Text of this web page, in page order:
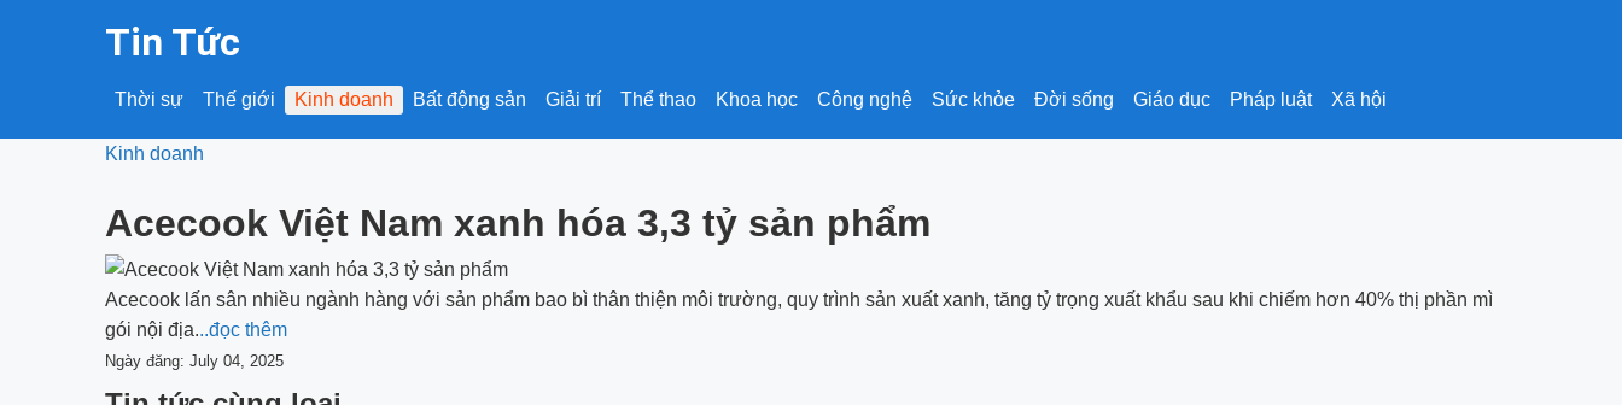
Tin Tức
Thời sự Thế giới Kinh doanh Bất động sản Giải trí Thể thao Khoa học Công nghệ Sức khỏe Đời sống Giáo dục Pháp luật Xã hội
Kinh doanh
Acecook Việt Nam xanh hóa 3,3 tỷ sản phẩm
Acecook lấn sân nhiều ngành hàng với sản phẩm bao bì thân thiện môi trường, quy trình sản xuất xanh, tăng tỷ trọng xuất khẩu sau khi chiếm hơn 40% thị phần mì
gói nội địa...đọc thêm
Ngày đăng: July 04, 2025